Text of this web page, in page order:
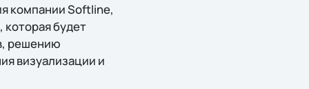
компании Softline,
будет
решению
визуализации и